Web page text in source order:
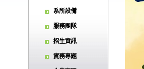
系所設備
服務團隊
招生資訊
實務專題